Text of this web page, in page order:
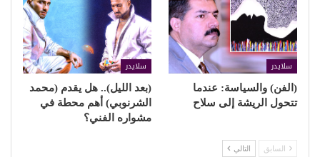
سلايدر
(الفن) والسياسة: عندما
تتحول الريشة إلى سلاح
سلايدر
(بعد الليل).. هل يقدم (محمد
الشرنوبي) أهم محطة في
مشواره الفني؟
السابق التالي